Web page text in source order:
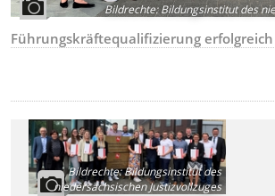
Bildrechte:Bildungsinstitut des
Führungskräftequalifizierung erfolgreich
Bildrechte:Bildungsinstitut des
niedersächsischen Justizvollzuges